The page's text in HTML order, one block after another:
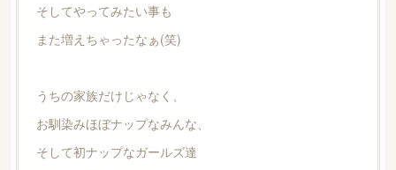
そしてやってみたい事も
また増えちゃったなぁ(笑)
うちの家族だけじゃなく、
お馴染みほぼナップなみんな、
そして初ナップなガールズ達